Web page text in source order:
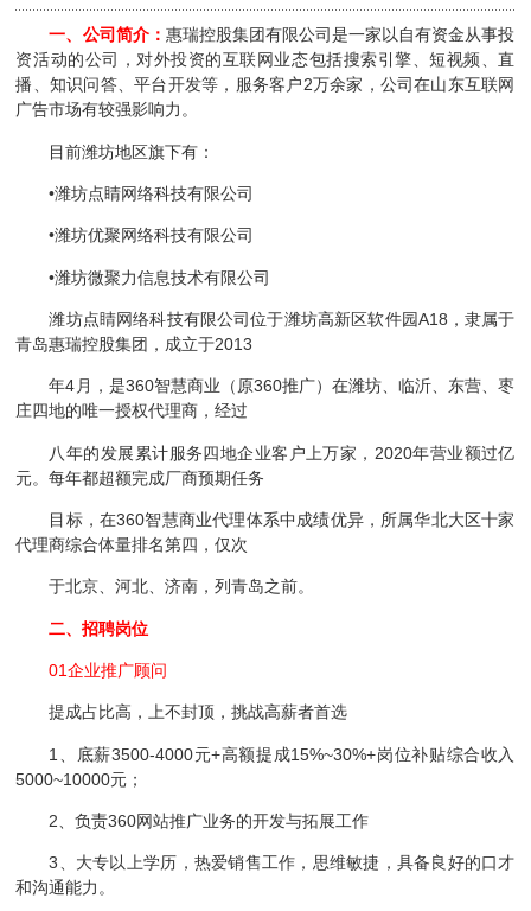
一、公司简介： 惠瑞控股集团有限公司是一家以自有资金从事投
资活动的公司，对外投资的互联网业态包括搜索引擎、短视频、直
播、知识问答、平台开发等，服务客户2万余家，公司在山东互联网
广告市场有较强影响力。
目前潍坊地区旗下有：
•潍坊点睛网络科技有限公司
•潍坊优聚网络科技有限公司
•潍坊微聚力信息技术有限公司
潍坊点睛网络科技有限公司位于潍坊高新区软件园A18，隶属于
青岛惠瑞控股集团，成立于2013
年4月，是360智慧商业（原360推广）在潍坊、临沂、东营、枣
庄四地的唯一授权代理商，经过
八年的发展累计服务四地企业客户上万家，2020年营业额过亿
元。每年都超额完成厂商预期任务
目标，在360智慧商业代理体系中成绩优异，所属华北大区十家
代理商综合体量排名第四，仅次
于北京、河北、济南，列青岛之前。
二、招聘岗位
01企业推广顾问
提成占比高，上不封顶，挑战高薪者首选
1、底薪3500-4000元+高额提成15%~30%+岗位补贴综合收入
5000~10000元；
2、负责360网站推广业务的开发与拓展工作
3、大专以上学历，热爱销售工作，思维敏捷，具备良好的口才
和沟通能力。